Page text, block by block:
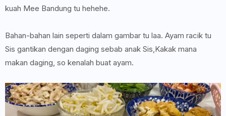
kuah Mee Bandung tu hehehe.
Bahan-bahan lain seperti dalam gambar tu laa. Ayam racik tu
Sis gantikan dengan daging sebab anak Sis,Kakak mana
makan daging, so kenalah buat ayam.